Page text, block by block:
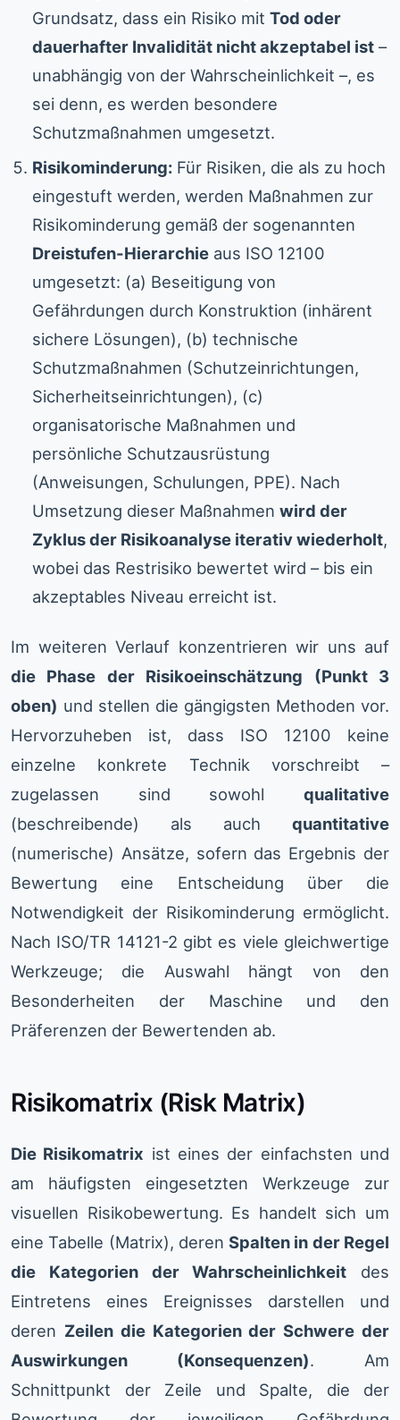
Grundsatz, dass ein Risiko mit Tod oder
dauerhafter Invalidität nicht akzeptabel ist –
unabhängig von der Wahrscheinlichkeit –, es
sei denn, es werden besondere
Schutzmaßnahmen umgesetzt.
Risikominderung: Für Risiken, die als zu hoch
eingestuft werden, werden Maßnahmen zur
Risikominderung gemäß der sogenannten
Dreistufen-Hierarchie aus ISO 12100
umgesetzt: (a) Beseitigung von
Gefährdungen durch Konstruktion (inhärent
sichere Lösungen), (b) technische
Schutzmaßnahmen (Schutzeinrichtungen,
Sicherheitseinrichtungen), (c)
organisatorische Maßnahmen und
persönliche Schutzausrüstung
(Anweisungen, Schulungen, PPE). Nach
Umsetzung dieser Maßnahmen wird der
Zyklus der Risikoanalyse iterativ wiederholt,
wobei das Restrisiko bewertet wird – bis ein
akzeptables Niveau erreicht ist.
Im weiteren Verlauf konzentrieren wir uns auf
die Phase der Risikoeinschätzung (Punkt 3
oben) und stellen die gängigsten Methoden vor.
Hervorzuheben ist, dass ISO 12100 keine
einzelne konkrete Technik vorschreibt –
zugelassen sind sowohl qualitative
(beschreibende) als auch quantitative
(numerische) Ansätze, sofern das Ergebnis der
Bewertung eine Entscheidung über die
Notwendigkeit der Risikominderung ermöglicht.
Nach ISO/TR 14121-2 gibt es viele gleichwertige
Werkzeuge; die Auswahl hängt von den
Besonderheiten der Maschine und den
Präferenzen der Bewertenden ab.
Risikomatrix (Risk Matrix)
Die Risikomatrix ist eines der einfachsten und
am häufigsten eingesetzten Werkzeuge zur
visuellen Risikobewertung. Es handelt sich um
eine Tabelle (Matrix), derenSpalten in der Regel
die Kategorien der Wahrscheinlichkeit des
Eintretens eines Ereignisses darstellen und
deren Zeilen die Kategorien der Schwere der
Auswirkungen (Konsequenzen). Am
Schnittpunkt der Zeile und Spalte, die der